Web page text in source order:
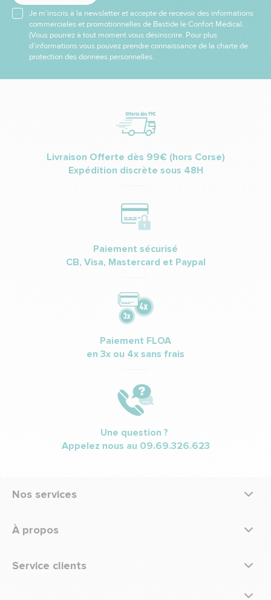
Je m’inscris à la newsletter et accepte de recevoir des informations
commerciales et promotionnelles de Bastide le Confort Médical.
(Vous pourrez à tout moment vous désinscrire. Pour plus
d’informations vous pouvez prendre connaissance de la charte de
protection des données personnelles.
Livraison Offerte dès 99€ (hors Corse)
Expédition discrète sous 48H
Paiement sécurisé
CB, Visa, Mastercard et Paypal
Paiement FLOA
en 3x ou 4x sans frais
Une question ?
Appelez nous au 09.69.326.623
Nos services
À propos
Service clients